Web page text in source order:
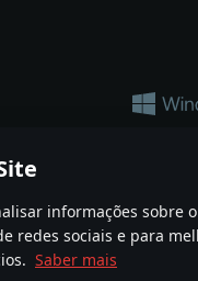
informações sobre
redes sociais e para
Saber mais
de armas ou veículo neste
trademarks, logos and brand
Termos de Serviço